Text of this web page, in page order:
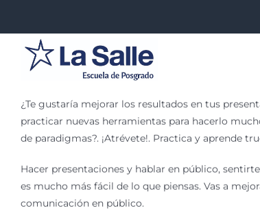
contenido
¿Te gustaría mejorar los resultados en tus
practicar nuevas herramientas para hacerlo
de paradigmas?. ¡Atrévete!. Practica y aprende
Hacer presentaciones y hablar en público,
es mucho más fácil de lo que piensas. Vas a
comunicación en público.